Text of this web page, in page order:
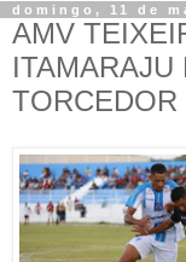
domingo, 11 de
AMV
TORCEDOR